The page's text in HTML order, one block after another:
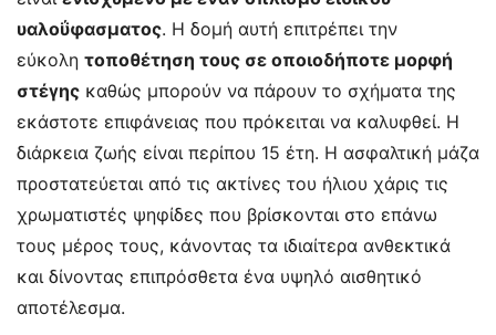
υαλοΰφασματος. Η δομή αυτή επιτρέπει την
εύκολη τοποθέτηση τους σε οποιοδήποτε μορφή
στέγης καθώς μπορούν να πάρουν το σχήματα της
εκάστοτε επιφάνειας που πρόκειται να καλυφθεί. Η
διάρκεια ζωής είναι περίπου 15 έτη. Η ασφαλτική μάζα
προστατεύεται από τις ακτίνες του ήλιου χάρις τις
χρωματιστές ψηφίδες που βρίσκονται στο επάνω
τους μέρος τους, κάνοντας τα ιδιαίτερα ανθεκτικά
και δίνοντας επιπρόσθετα ένα υψηλό αισθητικό
αποτέλεσμα.